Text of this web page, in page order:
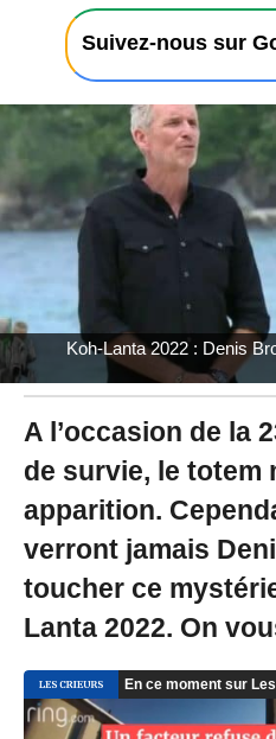
Suivez-nous sur
Koh-Lanta 2022 : Denis
A l’occasion de la
de survie, le totem
apparition.
verront jamais
toucher ce
Lanta 2022. On